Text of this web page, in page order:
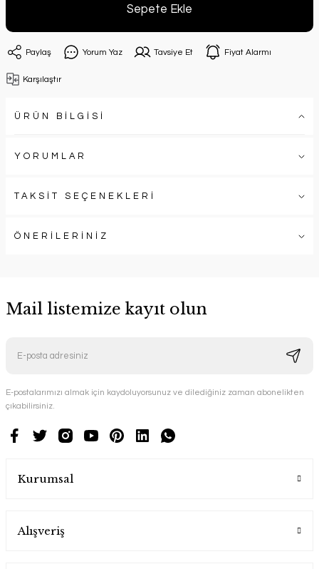
Sepete Ekle
Paylaş Yorum Yaz Tavsiye Et Fiyat Alarmı
Karşılaştır
ÜRÜN BİLGİSİ
YORUMLAR
TAKSİT SEÇENEKLERİ
ÖNERİLERİNİZ
Mail listemize kayıt olun
E-postalarımızı almak için kaydoluyorsunuz ve dilediğiniz zaman abonelikten
çıkabilirsiniz.
Kurumsal
Alışveriş